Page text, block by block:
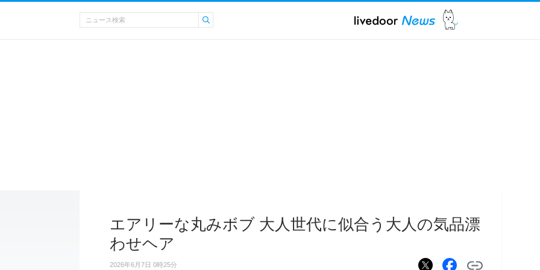
エアリーな丸みボブ 大人世代に似合う大人の気品漂
わせヘア
2026年6月7日 0時25分